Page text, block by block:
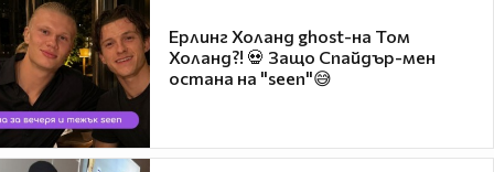
Ерлинг Холанд ghost-на Том
Холанд?! 💀 Защо Спайдър-мен
остана на "seen"😅